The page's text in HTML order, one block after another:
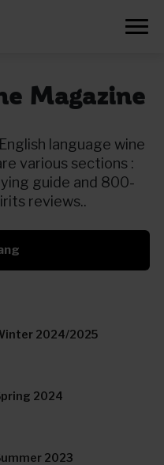
gratis
Magazine
language wine
various sections :
guide and 800-
reviews..
2024/2025
2024
2023